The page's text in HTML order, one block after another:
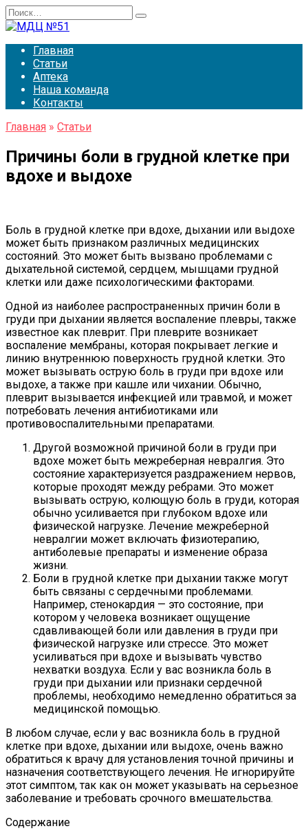
Перейти
к
Search
for:
Главная
Статьи
Аптека
Наша команда
Контакты
Главная » Статьи
Причины боли в грудной клетке при
вдохе и выдохе
Боль в грудной клетке при вдохе, дыхании или выдохе
может быть признаком различных медицинских
состояний. Это может быть вызвано проблемами с
дыхательной системой, сердцем, мышцами грудной
клетки или даже психологическими факторами.
Одной из наиболее распространенных причин боли в
груди при дыхании является воспаление плевры, также
известное как плеврит. При плеврите возникает
воспаление мембраны, которая покрывает легкие и
линию внутреннюю поверхность грудной клетки. Это
может вызывать острую боль в груди при вдохе или
выдохе, а также при кашле или чихании. Обычно,
плеврит вызывается инфекцией или травмой, и может
потребовать лечения антибиотиками или
противовоспалительными препаратами.
Другой возможной причиной боли в груди при
вдохе может быть межреберная невралгия. Это
состояние характеризуется раздражением нервов,
которые проходят между ребрами. Это может
вызывать острую, колющую боль в груди, которая
обычно усиливается при глубоком вдохе или
физической нагрузке. Лечение межреберной
невралгии может включать физиотерапию,
антиболевые препараты и изменение образа
жизни.
Боли в грудной клетке при дыхании также могут
быть связаны с сердечными проблемами.
Например, стенокардия — это состояние, при
котором у человека возникает ощущение
сдавливающей боли или давления в груди при
физической нагрузке или стрессе. Это может
усиливаться при вдохе и вызывать чувство
нехватки воздуха. Если у вас возникла боль в
груди при дыхании или признаки сердечной
проблемы, необходимо немедленно обратиться за
медицинской помощью.
В любом случае, если у вас возникла боль в грудной
клетке при вдохе, дыхании или выдохе, очень важно
обратиться к врачу для установления точной причины и
назначения соответствующего лечения. Не игнорируйте
этот симптом, так как он может указывать на серьезное
заболевание и требовать срочного вмешательства.
Содержание